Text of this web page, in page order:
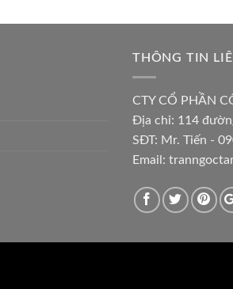
THÔNG TIN
CTY CỔ PHẦN
Địa chỉ: 114
SĐT: Mr. Tiến -
Email: